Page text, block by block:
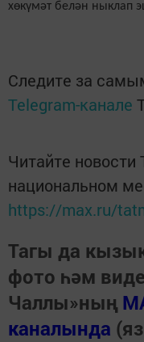
хөкүмәт белән ныклап
Следите за
Telegram-канале
Читайте новости
национальном
https://max.ru/
Тагы да
фото һәм
Чаллы»ның
каналында